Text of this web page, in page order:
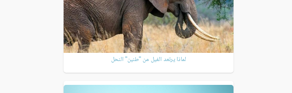
لماذا يرتعد الفيل من "طنين" النحل